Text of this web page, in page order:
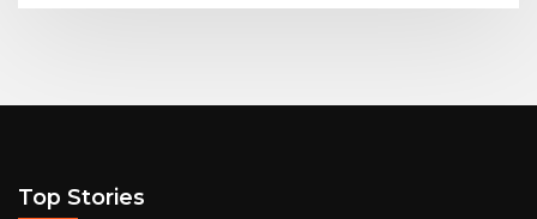
Top Stories